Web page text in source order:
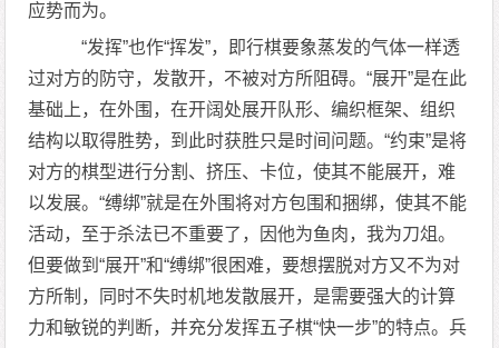
应势而为。
“发挥”也作“挥发”，即行棋要象蒸发的气体一样透
过对方的防守，发散开，不被对方所阻碍。“展开”是在此
基础上，在外围，在开阔处展开队形、编织框架、组织
结构以取得胜势，到此时获胜只是时间问题。“约束”是将
对方的棋型进行分割、挤压、卡位，使其不能展开，难
以发展。“缚绑”就是在外围将对方包围和捆绑，使其不能
活动，至于杀法已不重要了，因他为鱼肉，我为刀俎。
但要做到“展开”和“缚绑”很困难，要想摆脱对方又不为对
方所制，同时不失时机地发散展开，是需要强大的计算
力和敏锐的判断，并充分发挥五子棋“快一步”的特点。兵